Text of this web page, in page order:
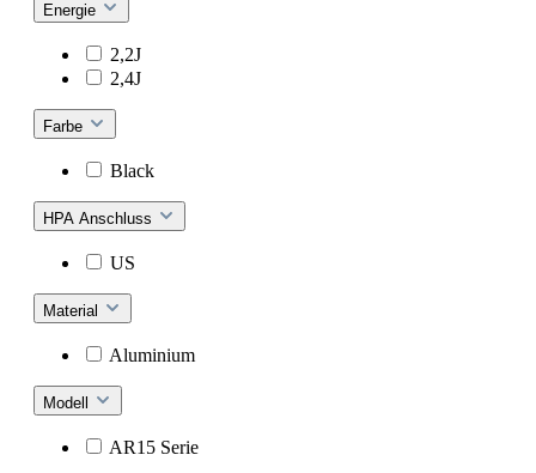
Energie
2,2J
2,4J
Farbe
Black
HPA Anschluss
US
Material
Aluminium
Modell
AR15 Serie